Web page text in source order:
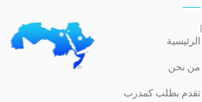
الرئيسية
من نحن
تقدم بطلب كمدرب